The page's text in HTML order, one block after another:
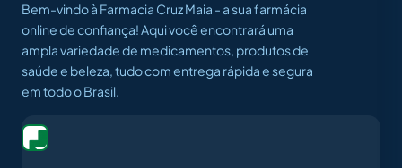
Bem-vindo à Farmacia Cruz Maia - a sua farmácia
online de confiança! Aqui você encontrará uma
ampla variedade de medicamentos, produtos de
saúde e beleza, tudo com entrega rápida e segura
em todo o Brasil.